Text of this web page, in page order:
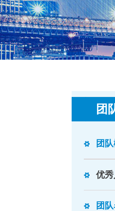
团
团
优
团